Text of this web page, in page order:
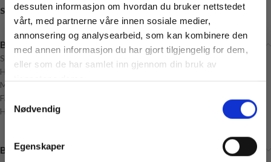
dessuten informasjon om hvordan du bruker nettstedet
vårt, med partnerne våre innen sosiale medier,
annonsering og analysearbeid, som kan kombinere den
med annen informasjon du har gjort tilgjengelig for dem,
eller som de har samlet inn gjennom din bruk av
tjenestene deres.
Nødvendig
Egenskaper
Share:
Beskrivelse
Størrelse: 20 mm diameter
Hull: 1
Materiale: Metall, Tinn
Farge: Sølv
Husk å velge antall knapper
Brand
Vil du ha
10% rabatt
Email